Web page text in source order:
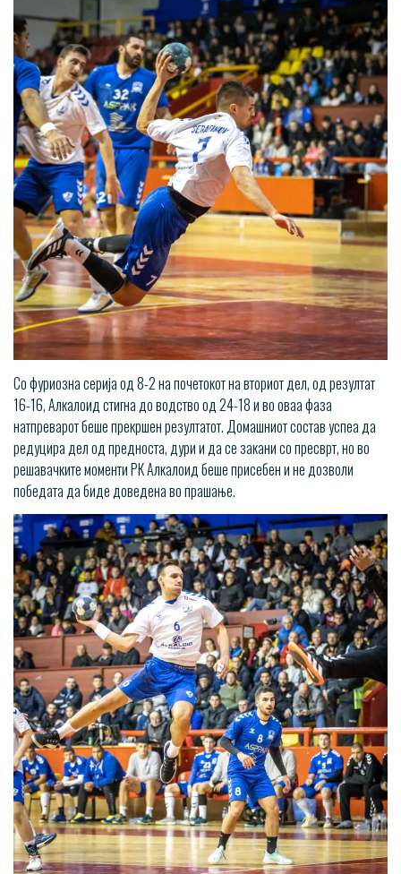
Со фуриозна серија од 8-2 на почетокот на вториот дел, од резултат
16-16, Алкалоид стигна до водство од 24-18 и во оваа фаза
натпреварот беше прекршен резултатот. Домашниот состав успеа да
редуцира дел од предноста, дури и да се закани со пресврт, но во
решавачките моменти РК Алкалоид беше присебен и не дозволи
победата да биде доведена во прашање.